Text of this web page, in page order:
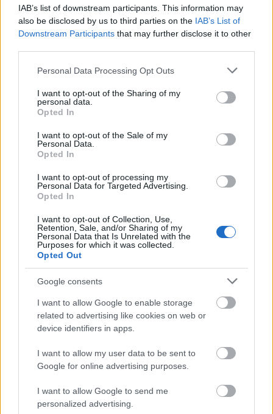
IAB’s list of downstream participants. This information may
also be disclosed by us to third parties on the IAB’s List of
Downstream Participants that may further disclose it to other
Please note that this website/app uses one or more Google
not limited to your visit or usage behaviour. You may click to
grant or deny consent to Google and its third-party tags to
use your data for below specified purposes in below Google
consent section.
Personal Data Processing Opt Outs
I want to opt-out of the Sharing of my
personal data.
Opted In
I want to opt-out of the Sale of my
Personal Data.
Opted In
I want to opt-out of processing my
Personal Data for Targeted Advertising.
Opted In
I want to opt-out of Collection, Use,
Retention, Sale, and/or Sharing of my
Personal Data that Is Unrelated with the
Purposes for which it was collected.
Opted Out
Google consents
I want to allow Google to enable storage
related to advertising like cookies on web or
device identifiers in apps.
I want to allow my user data to be sent to
Google for online advertising purposes.
I want to allow Google to send me
personalized advertising.
amelynekVidnyánszkyaz elnöke, nemrégiben
ötéves stratégiai tervet fogadott el, amelyben
szerepelt, hogy a színművészeti egyetem oktatási
rendszere elavult, döntést kell hozni. Pár nap múlva
pedigKerényi Imrekijelentette: a színművészeti
kezében van", ezért ellenegyetemet kell alapítani.
SchillingésAscher
döntéshozók és a szakmai szervezetek nem
határolódnak el a Kerényi-féle és az ehhez hasonló
korábbi kijelentésektől.
Vidnyánszky Attila
szólalt meg akkor, amikor párbeszédre lenne
szükség. Ez nem vállalható hangnem, és nem
vállalható tartalom - erősítette meg.
Oberfrank Pálkijelentette: nem ért egyet
Kerényi
szavaival, és lépéseket fog tenni az elhatárolódás
érdekében.